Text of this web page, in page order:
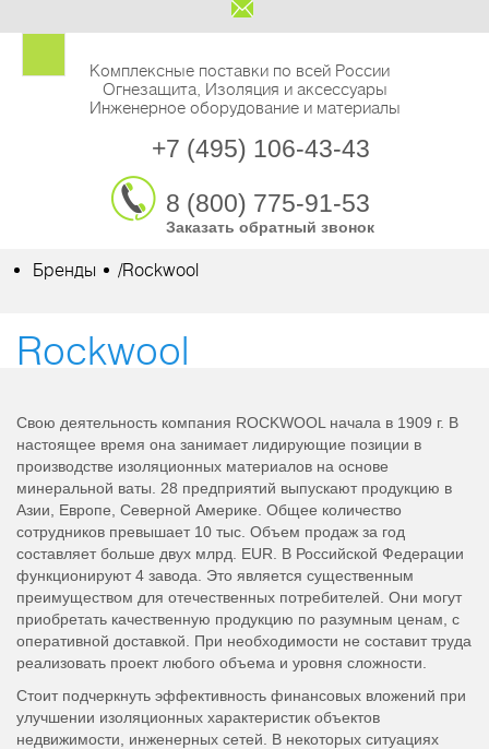
Комплексные поставки по всей России
Огнезащита, Изоляция и аксессуары
Инженерное оборудование и материалы
+7 (495) 106-43-43
8 (800) 775-91-53
Заказать обратный звонок
Бренды /Rockwool
Rockwool
Свою деятельность компания ROCKWOOL начала в 1909 г. В
настоящее время она занимает лидирующие позиции в
производстве изоляционных материалов на основе
минеральной ваты. 28 предприятий выпускают продукцию в
Азии, Европе, Северной Америке. Общее количество
сотрудников превышает 10 тыс. Объем продаж за год
составляет больше двух млрд. EUR. В Российской Федерации
функционируют 4 завода. Это является существенным
преимуществом для отечественных потребителей. Они могут
приобретать качественную продукцию по разумным ценам, с
оперативной доставкой. При необходимости не составит труда
реализовать проект любого объема и уровня сложности.
Стоит подчеркнуть эффективность финансовых вложений при
улучшении изоляционных характеристик объектов
недвижимости, инженерных сетей. В некоторых ситуациях